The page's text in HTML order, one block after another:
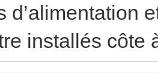
d’alimentation
installés côte